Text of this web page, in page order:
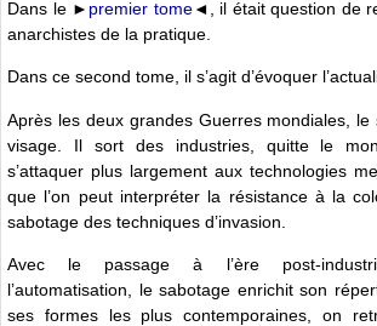
Dans le ► premier tome◄, il était question de
anarchistes de la pratique.
Dans ce second tome, il s’agit d’évoquer
Après les deux grandes Guerres mondiales,
visage. Il sort des industries, quitte le
s’attaquer plus largement aux technologies
que l’on peut interpréter la résistance à la
sabotage des techniques d’invasion.
Avec le passage à l’ère post-
l’automatisation, le sabotage enrichit son
ses formes les plus contemporaines, on